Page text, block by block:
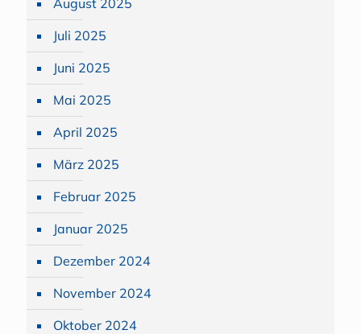
August 2025
Juli 2025
Juni 2025
Mai 2025
April 2025
März 2025
Februar 2025
Januar 2025
Dezember 2024
November 2024
Oktober 2024